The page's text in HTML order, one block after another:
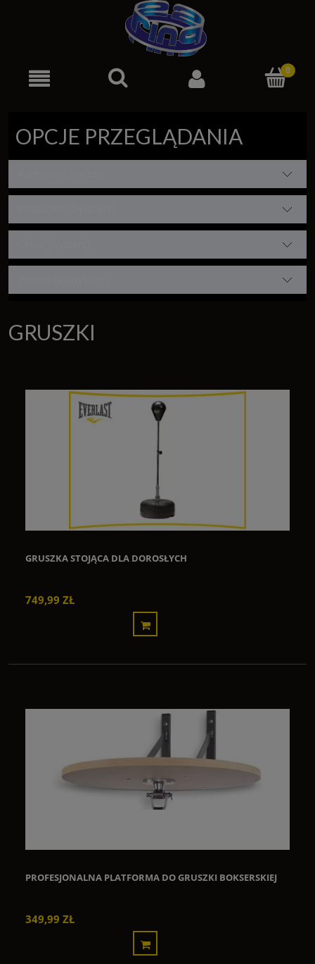
OPCJE PRZEGLĄDANIA
GRUSZKI
GRUSZKA STOJĄCA DLA DOROSŁYCH
749,99 ZŁ
PROFESJONALNA PLATFORMA DO GRUSZKI BOKSERSKIEJ
349,99 ZŁ